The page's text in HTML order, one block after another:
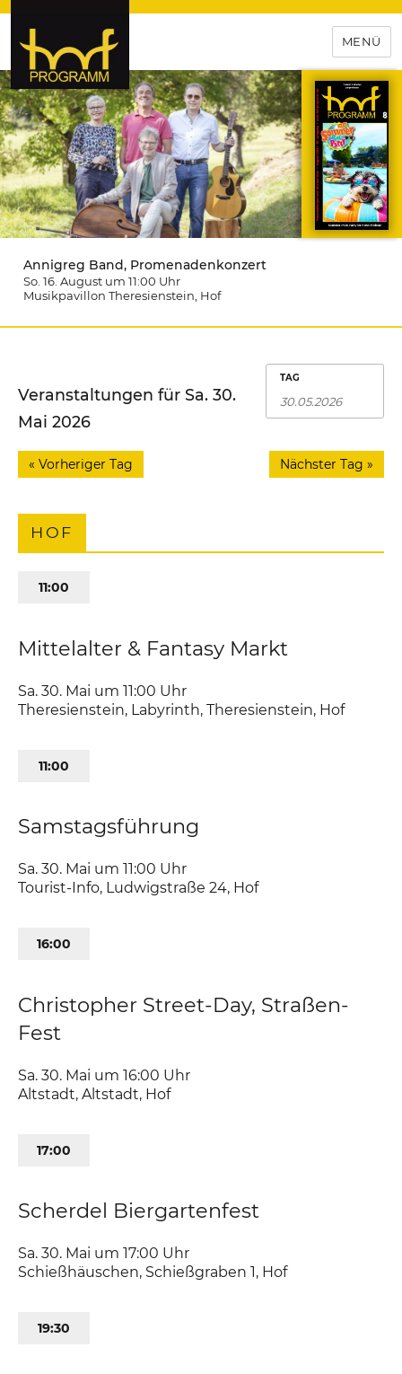
hof-programm – das
Veranstaltungsportal für
Hochfranken
MENÜ
Annigreg Band, Promenadenkonzert
So. 16. August um 11:00 Uhr
Musikpavillon Theresienstein , Hof
TAG
Veranstaltungen für Sa. 30.
Mai 2026
« Vorheriger Tag Nächster Tag »
HOF
11:00
Mittelalter & Fantasy Markt
Sa. 30. Mai um 11:00 Uhr
Theresienstein, Labyrinth,Theresienstein Hof
11:00
Samstagsführung
Sa. 30. Mai um 11:00 Uhr
Tourist-Info, Ludwigstraße 24 Hof
16:00
Christopher Street-Day, Straßen-
Fest
Sa. 30. Mai um 16:00 Uhr
Altstadt,Altstadt Hof
17:00
Scherdel Biergartenfest
Sa. 30. Mai um 17:00 Uhr
Schießhäuschen, Schießgraben 1 Hof
19:30